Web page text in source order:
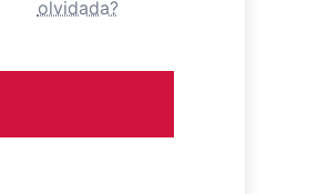
olvidada?